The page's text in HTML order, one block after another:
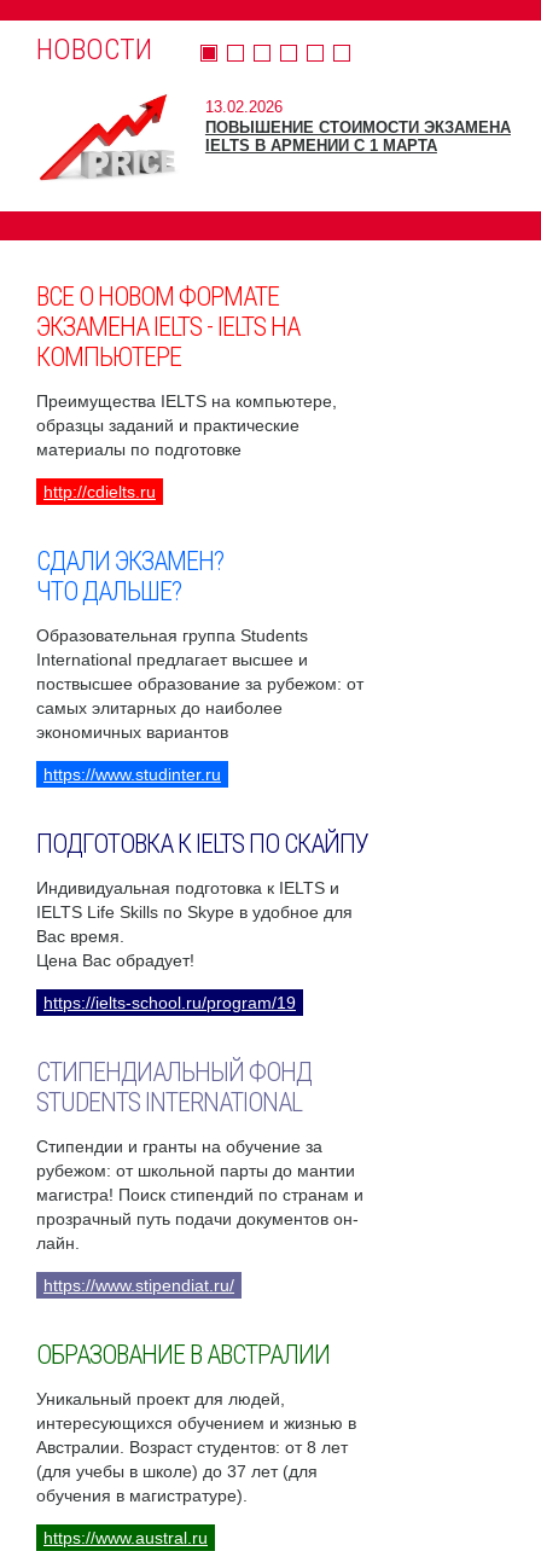
НОВОСТИ
13.02.2026
ПОВЫШЕНИЕ СТОИМОСТИ ЭКЗАМЕНА
IELTS В АРМЕНИИ С 1 МАРТА
ВСЕ О НОВОМ ФОРМАТЕ
ЭКЗАМЕНА IELTS - IELTS НА
КОМПЬЮТЕРЕ
Преимущества IELTS на компьютере,
образцы заданий и практические
материалы по подготовке
http://cdielts.ru
СДАЛИ ЭКЗАМЕН?
ЧТО ДАЛЬШЕ?
Образовательная группа Students
International предлагает высшее и
поствысшее образование за рубежом: от
самых элитарных до наиболее
экономичных вариантов
https://www.studinter.ru
ПОДГОТОВКА К IELTS ПО СКАЙПУ
Индивидуальная подготовка к IELTS и
IELTS Life Skills по Skype в удобное для
Вас время.
Цена Вас обрадует!
https://ielts-school.ru/program/19
СТИПЕНДИАЛЬНЫЙ ФОНД
STUDENTS INTERNATIONAL
Стипендии и гранты на обучение за
рубежом: от школьной парты до мантии
магистра! Поиск стипендий по странам и
прозрачный путь подачи документов он-
лайн.
https://www.stipendiat.ru/
ОБРАЗОВАНИЕ В АВСТРАЛИИ
Уникальный проект для людей,
интересующихся обучением и жизнью в
Австралии. Возраст студентов: от 8 лет
(для учебы в школе) до 37 лет (для
обучения в магистратуре).
https://www.austral.ru